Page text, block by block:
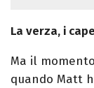
La verza, i
Ma il
quando Matt